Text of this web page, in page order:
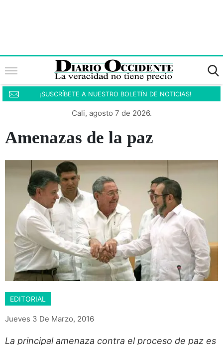
¡SUSCRÍBETE A NUESTRO BOLETÍN DE NOTICIAS!
Cali, agosto 7 de 2026.
Amenazas de la paz
EDITORIAL
Jueves 3 De Marzo, 2016
La principal amenaza contra el proceso de paz es